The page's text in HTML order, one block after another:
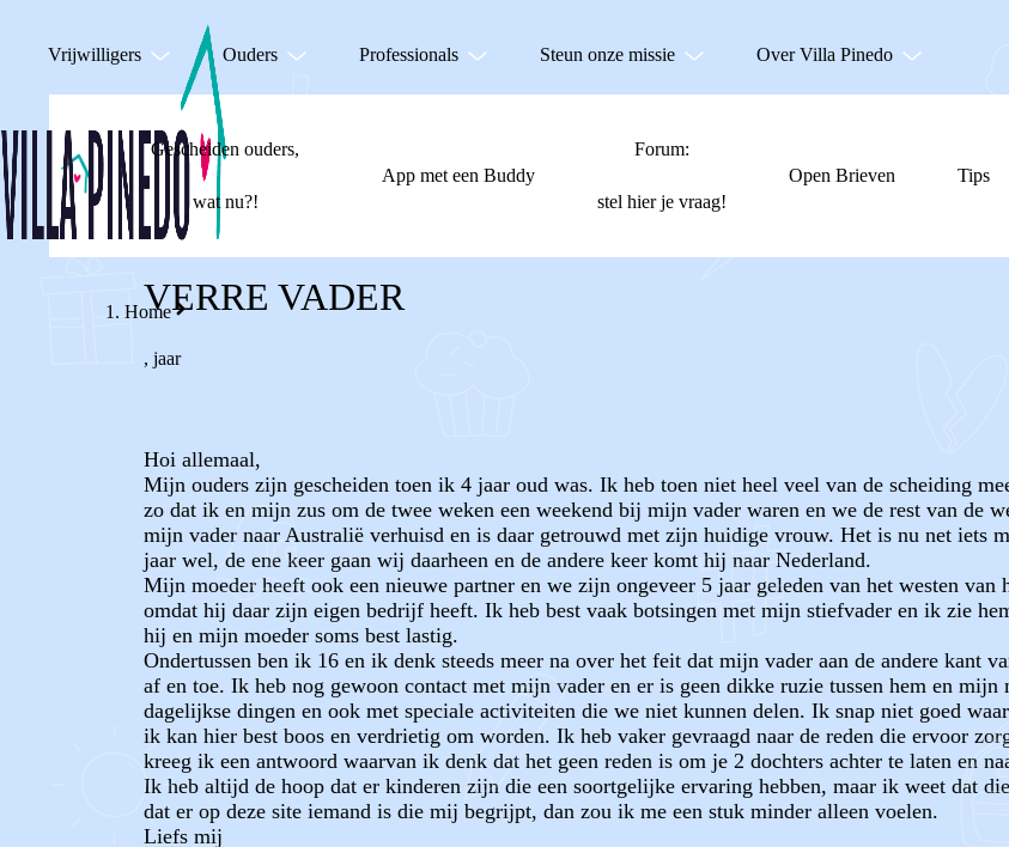
Vrijwilligers Ouders Professionals Steun onze missie Over Villa Pinedo
Gescheiden ouders,
wat nu?!
App met een Buddy
Forum:
stel hier je vraag!
Open Brieven Tips
Home
VERRE VADER
, jaar
Hoi allemaal,
Mijn ouders zijn gescheiden toen ik 4 jaar oud was. Ik heb toen niet heel veel van de scheiding
zo dat ik en mijn zus om de twee weken een weekend bij mijn vader waren en we de rest van de
mijn vader naar Australië verhuisd en is daar getrouwd met zijn huidige vrouw. Het is nu net iets
jaar wel, de ene keer gaan wij daarheen en de andere keer komt hij naar Nederland.
Mijn moeder heeft ook een nieuwe partner en we zijn ongeveer 5 jaar geleden van het westen van
omdat hij daar zijn eigen bedrijf heeft. Ik heb best vaak botsingen met mijn stiefvader en ik zie
hij en mijn moeder soms best lastig.
Ondertussen ben ik 16 en ik denk steeds meer na over het feit dat mijn vader aan de andere kant
af en toe. Ik heb nog gewoon contact met mijn vader en er is geen dikke ruzie tussen hem en
dagelijkse dingen en ook met speciale activiteiten die we niet kunnen delen. Ik snap niet goed
ik kan hier best boos en verdrietig om worden. Ik heb vaker gevraagd naar de reden die ervoor
kreeg ik een antwoord waarvan ik denk dat het geen reden is om je 2 dochters achter te laten en
Ik heb altijd de hoop dat er kinderen zijn die een soortgelijke ervaring hebben, maar ik weet dat
dat er op deze site iemand is die mij begrijpt, dan zou ik me een stuk minder alleen voelen.
Liefs mij